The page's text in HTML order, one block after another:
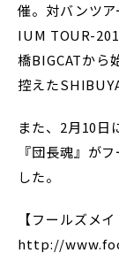
催。対バンツ
IUM TOUR-
橋BIGCATから
控えた
また、2月10日
『団長魂』が
した。
【フールズメ
http://